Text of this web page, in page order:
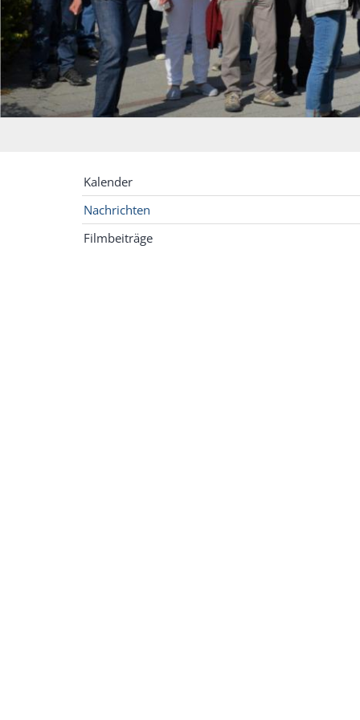
Kalender
Nachrichten
Filmbeiträge